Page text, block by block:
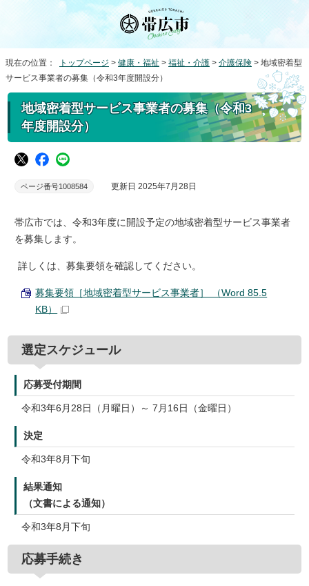
現在の位置： トップページ > 健康・福祉 > 福祉・介護 > 介護保険 > 地域密着型
サービス事業者の募集（令和3年度開設分）
地域密着型サービス事業者の募集（令和3
年度開設分）
ページ番号1008584 更新日 2025年7月28日
帯広市では、令和3年度に開設予定の地域密着型サービス事業者
を募集します。
詳しくは、募集要領を確認してください。
募集要領［地域密着型サービス事業者］ （Word 85.5
KB）
選定スケジュール
応募受付期間
令和3年6月28日（月曜日）～ 7月16日（金曜日）
決定
令和3年8月下旬
結果通知
（文書による通知）
令和3年8月下旬
応募手続き